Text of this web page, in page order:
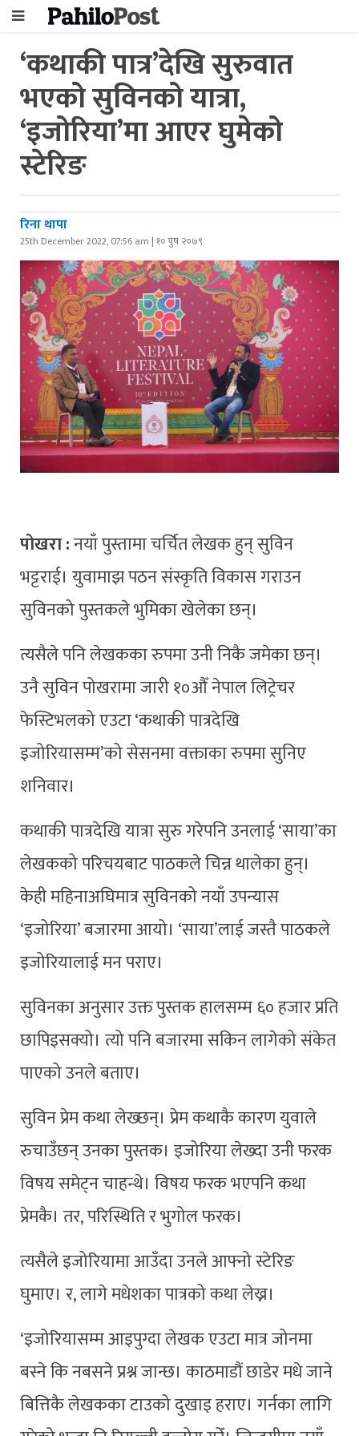
‘कथाकी पात्र’देखि सुरुवात
भएको सुविनको यात्रा,
‘इजोरिया’मा आएर घुमेको
स्टेरिङ
रिना थापा
25th December 2022, 07:56 am | १० पुष २०७९
पोखरा :नयाँ पुस्तामा चर्चित लेखक हुन् सुविन
भट्टराई। युवामाझ पठन संस्कृति विकास गराउन
सुविनको पुस्तकले भुमिका खेलेका छन्।
त्यसैले पनि लेखकका रुपमा उनी निकै जमेका छन्।
उनै सुविन पोखरामा जारी १०औँ नेपाल लिट्रेचर
फेस्टिभलको एउटा ‘कथाकी पात्रदेखि
इजोरियासम्म’को सेसनमा वक्ताका रुपमा सुनिए
शनिवार।
कथाकी पात्रदेखि यात्रा सुरु गरेपनि उनलाई ‘साया’का
लेखकको परिचयबाट पाठकले चिन्न थालेका हुन्।
केही महिनाअघिमात्र सुविनको नयाँ उपन्यास
‘इजोरिया’ बजारमा आयो। ‘साया’लाई जस्तै पाठकले
इजोरियालाई मन पराए।
सुविनका अनुसार उक्त पुस्तक हालसम्म ६० हजार प्रति
छापिइसक्यो। त्यो पनि बजारमा सकिन लागेको संकेत
पाएको उनले बताए।
सुविन प्रेम कथा लेख्छन्। प्रेम कथाकै कारण युवाले
रुचाउँछन् उनका पुस्तक। इजोरिया लेख्दा उनी फरक
विषय समेट्न चाहन्थे। विषय फरक भएपनि कथा
प्रेमकै। तर, परिस्थिति र भुगोल फरक।
त्यसैले इजोरियामा आउँदा उनले आफ्नो स्टेरिङ
घुमाए। र, लागे मधेशका पात्रको कथा लेख्न।
‘इजोरियासम्म आइपुग्दा लेखक एउटा मात्र जोनमा
बस्ने कि नबसने प्रश्न जान्छ। काठमाडौं छाडेर मधे जाने
बित्तिकै लेखकका टाउको दुखाइ हराए। गर्नका लागि